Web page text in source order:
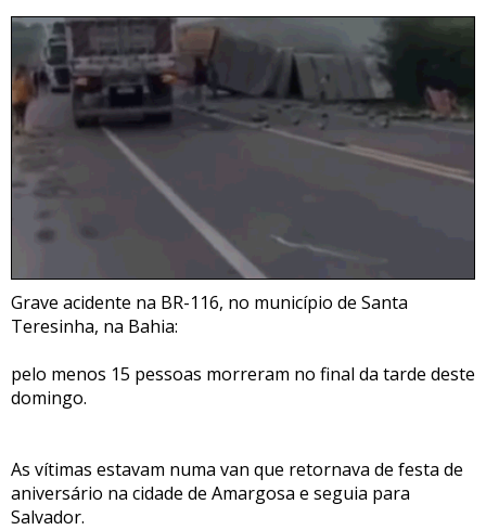
Grave acidente na BR-116, no município de Santa
Teresinha, na Bahia:
pelo menos 15 pessoas morreram no final da tarde deste
domingo.
As vítimas estavam numa van que retornava de festa de
aniversário na cidade de Amargosa e seguia para
Salvador.